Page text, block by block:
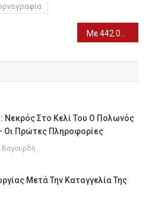
Στο Κελί Του Ο Πολωνός
Οι Πρώτες Πληροφορίες
Βαγουρδή
Μετά Την Καταγγελία Της